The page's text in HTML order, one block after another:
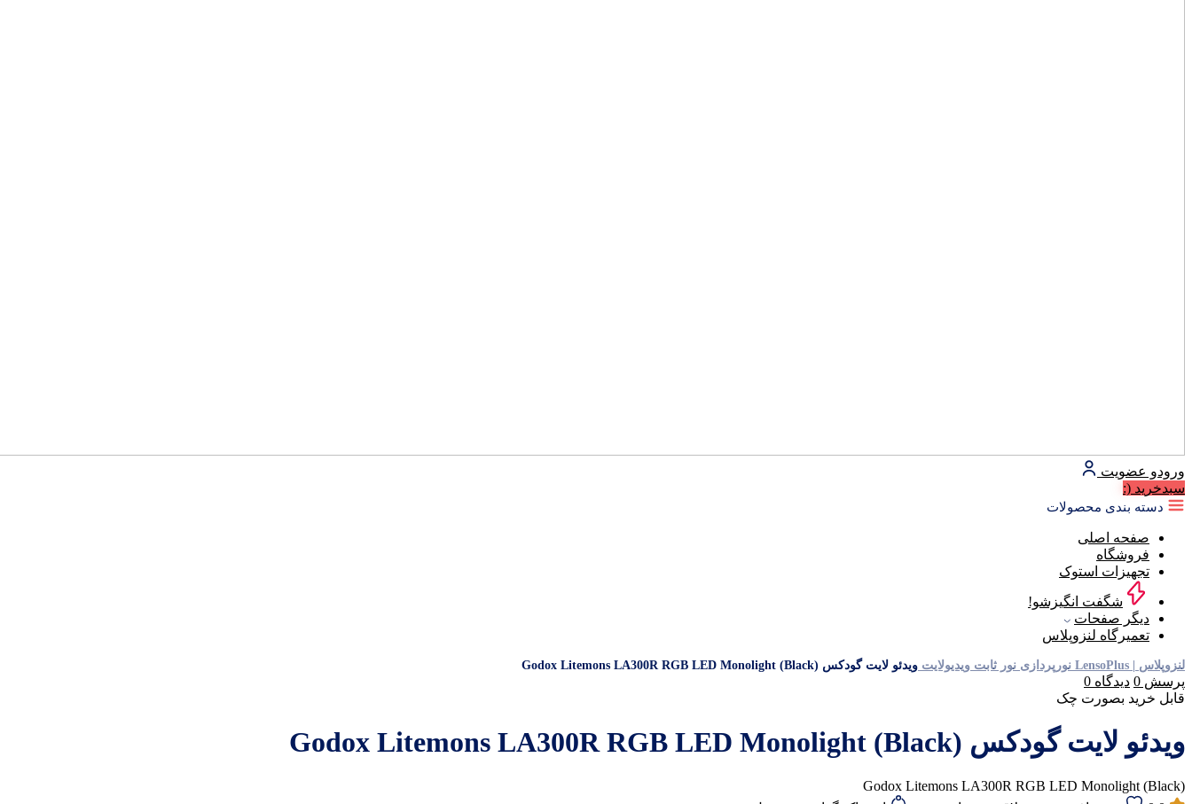
ورودو عضویت
سبد‌خرید (:
دسته بندی محصولات
صفحه اصلی
فروشگاه
تجهیزات استوک
شگفت انگیزشو!
دیگر صفحات
تعمیرگاه لنزوپلاس
لنزوپلاس | LensoPlus نورپردازی نور ثابت ویدیولایت ویدئو لایت گودکس Godox Litemons LA300R RGB LED Monolight (Black)
پرسش 0 دیدگاه 0
قابل خرید بصورت چک
ویدئو لایت گودکس Godox Litemons LA300R RGB LED Monolight (Black)
Godox Litemons LA300R RGB LED Monolight (Black)